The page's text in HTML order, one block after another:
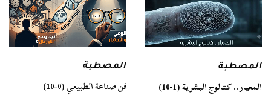
المصطبة
المعيار.. كتالوج البشرية (1-10)
المصطبة
فن صناعة الطبيعي (0-10)